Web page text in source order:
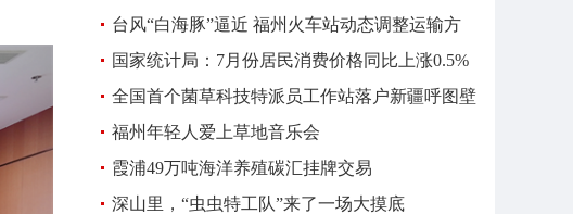
台风“白海豚”逼近 福州火车站动态调整运输方
案
国家统计局：7月份居民消费价格同比上涨0.5%
全国首个菌草科技特派员工作站落户新疆呼图壁
福州年轻人爱上草地音乐会
霞浦49万吨海洋养殖碳汇挂牌交易
深山里，“虫虫特工队”来了一场大摸底